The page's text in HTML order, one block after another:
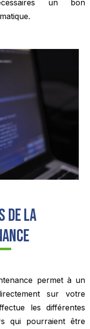
un bon
de la
permet à un
sur votre
les différentes
qui pourraient être